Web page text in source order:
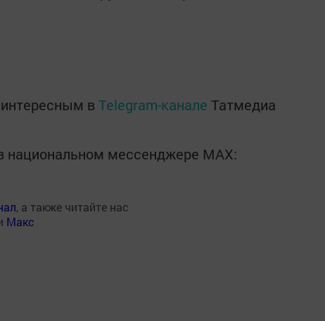
в Telegram-канале Татмедиа
национальном мессенджере MАХ:
, а также читайте нас
Макс